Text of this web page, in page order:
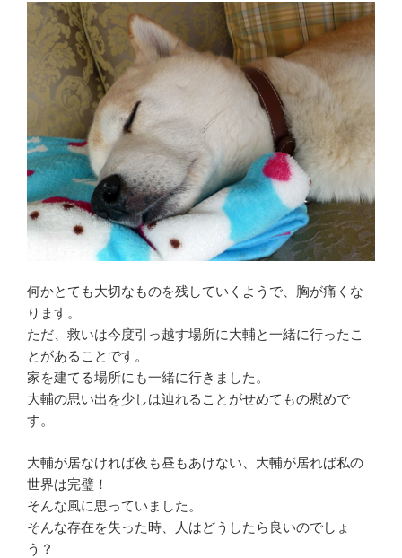
何かとても大切なものを残していくようで、胸が痛くな
ります。
ただ、救いは今度引っ越す場所に大輔と一緒に行ったこ
とがあることです。
家を建てる場所にも一緒に行きました。
大輔の思い出を少しは辿れることがせめてもの慰めで
す。
大輔が居なければ夜も昼もあけない、大輔が居れば私の
世界は完璧！
そんな風に思っていました。
そんな存在を失った時、人はどうしたら良いのでしょ
う？